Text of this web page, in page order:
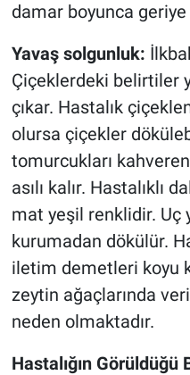
damar boyunca geriye
Yavaş solgunluk:
Çiçeklerdeki belirtiler
çıkar. Hastalık
olursa çiçekler
tomurcukları
asılı kalır. Hastalıklı
mat yeşil renklidir. Uç
kurumadan dökülür.
iletim demetleri koyu
zeytin ağaçlarında
neden olmaktadır.
Hastalığın Görüldüğü